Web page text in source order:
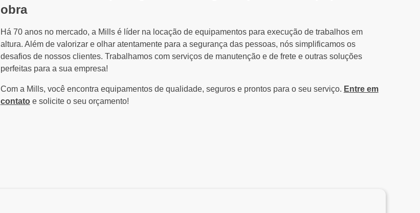
obra
Há 70 anos no mercado, a Mills é líder na locação de equipamentos para execução de trabalhos em
altura. Além de valorizar e olhar atentamente para a segurança das pessoas, nós simplificamos os
desafios de nossos clientes. Trabalhamos com serviços de manutenção e de frete e outras soluções
perfeitas para a sua empresa!
Com a Mills, você encontra equipamentos de qualidade, seguros e prontos para o seu serviço. Entre em
contatoe solicite o seu orçamento!